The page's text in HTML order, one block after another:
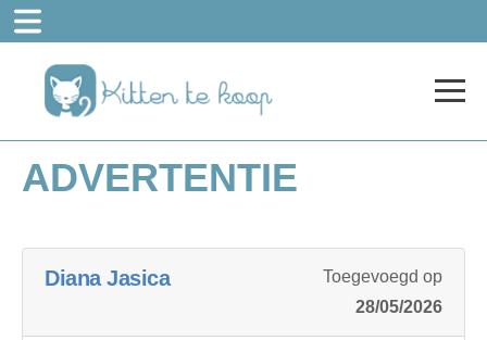
ADVERTENTIE
Diana Jasica
Toegevoegd op
28/05/2026